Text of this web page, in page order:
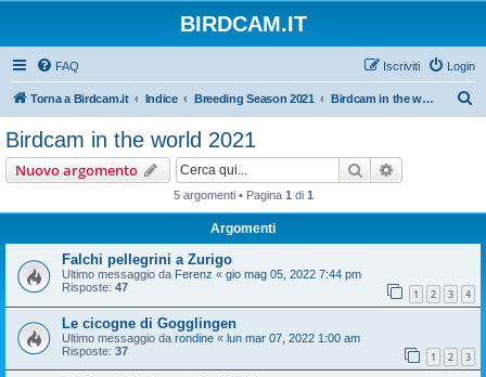
BIRDCAM.IT
FAQ Login
Iscriviti
Torna a Birdcam.it Indice Breeding Season 2021 Birdcam in the world 2021
Birdcam in the world 2021
Nuovo argomento Cerca
5 argomenti • Pagina 1 di 1
Argomenti
Falchi pellegrini a Zurigo
Ultimo messaggio da Ferenz « gio mag 05, 2022 7:44 pm
Risposte: 47 1 2 3 4
Le cicogne di Gogglingen
Ultimo messaggio da rondine « lun mar 07, 2022 1:00 am
Risposte: 37 1 2 3